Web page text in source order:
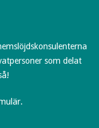
som delat